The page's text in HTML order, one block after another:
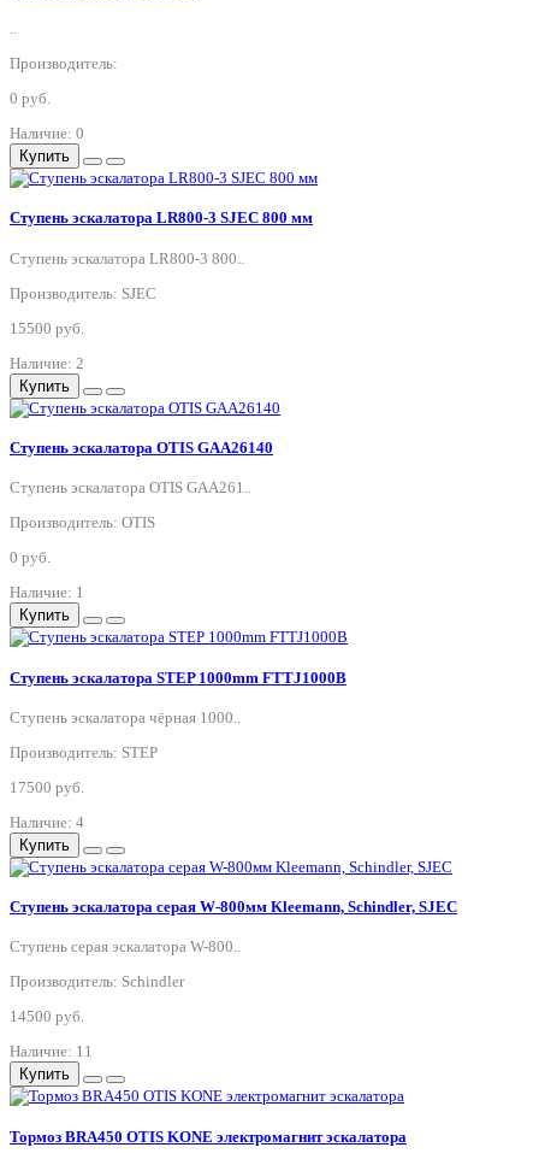
..
Производитель:
0 руб.
Наличие: 0
Купить
Ступень эскалатора LR800-3 SJEC 800 мм
Ступень эскалатора LR800-3 800..
Производитель: SJEC
15500 руб.
Наличие: 2
Купить
Ступень эскалатора OTIS GAA26140
Ступень эскалатора OTIS GAA261..
Производитель: OTIS
0 руб.
Наличие: 1
Купить
Ступень эскалатора STEP 1000mm FTTJ1000B
Ступень эскалатора чёрная 1000..
Производитель: STEP
17500 руб.
Наличие: 4
Купить
Ступень эскалатора серая W-800мм Kleemann, Schindler, SJEC
Ступень серая эскалатора W-800..
Производитель: Schindler
14500 руб.
Наличие: 11
Купить
Тормоз BRA450 OTIS KONE электромагнит эскалатора